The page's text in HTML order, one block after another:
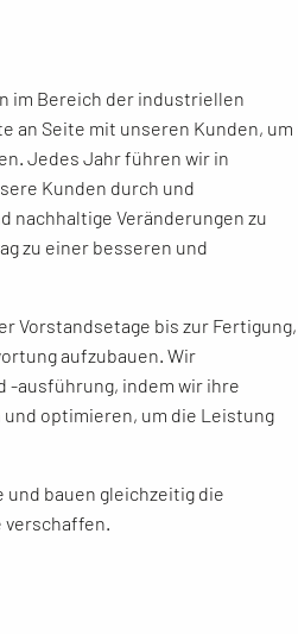
im Bereich der industriellen
an Seite mit unseren Kunden, um
Jedes Jahr führen wir in
Kunden durch und
nachhaltige Veränderungen zu
zu einer besseren und
Vorstandsetage bis zur Fertigung,
aufzubauen. Wir
ausführung, indem wir ihre
optimieren, um die Leistung
bauen gleichzeitig die
verschaffen.